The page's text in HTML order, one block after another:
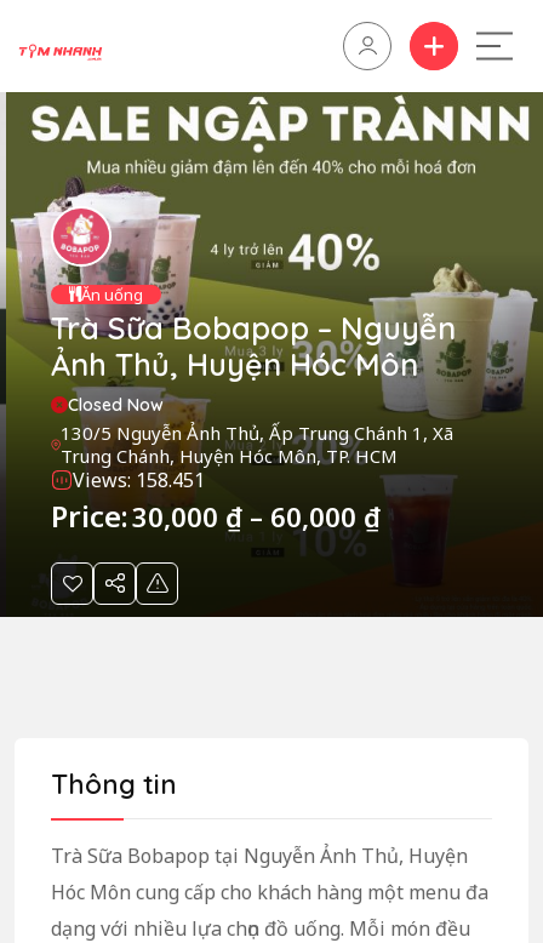
Ăn uống
Trà Sữa Bobapop – Nguyễn
Ảnh Thủ, Huyện Hóc Môn
Closed Now
130/5 Nguyễn Ảnh Thủ, Ấp Trung Chánh 1, Xã
Trung Chánh, Huyện Hóc Môn, TP. HCM
Views: 158.451
Price:30,000 ₫ – 60,000 ₫
Thông tin
Trà Sữa Bobapop tại Nguyễn Ảnh Thủ, Huyện
Hóc Môn cung cấp cho khách hàng một menu đa
dạng với nhiều lựa chọn đồ uống. Mỗi món đều